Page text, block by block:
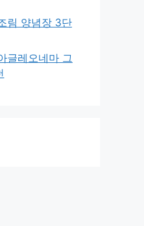
림 양념장 3단
글레오네마 그